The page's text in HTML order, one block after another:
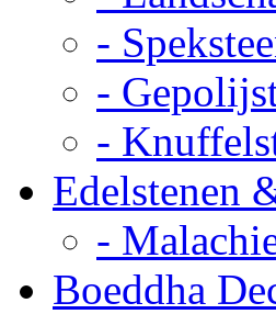
-
-
-
Edelstenen
-
Boeddha